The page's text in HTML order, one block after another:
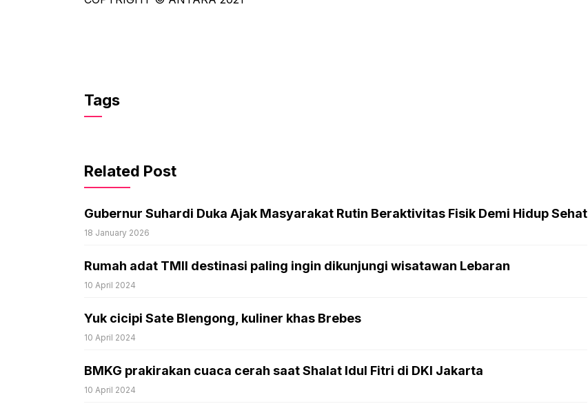
Tags
Related Post
Gubernur Suhardi Duka Ajak Masyarakat Rutin Beraktivitas Fisik Demi Hidup Sehat
18 January 2026
Rumah adat TMII destinasi paling ingin dikunjungi wisatawan Lebaran
10 April 2024
Yuk cicipi Sate Blengong, kuliner khas Brebes
10 April 2024
BMKG prakirakan cuaca cerah saat Shalat Idul Fitri di DKI Jakarta
10 April 2024